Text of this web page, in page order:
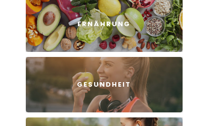
ERNÄHRUNG
GESUNDHEIT